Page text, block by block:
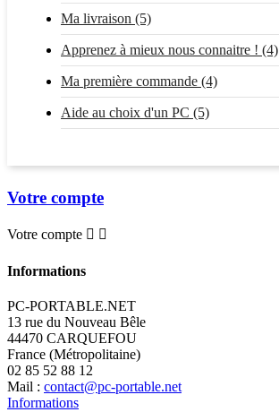
Ma livraison (5)
Apprenez à mieux nous connaitre ! (4)
Ma première commande (4)
Aide au choix d'un PC (5)
Votre compte
Votre compte  
Informations
PC-PORTABLE.NET
13 rue du Nouveau Bêle
44470 CARQUEFOU
France (Métropolitaine)
02 85 52 88 12
Mail : contact@pc-portable.net
Informations